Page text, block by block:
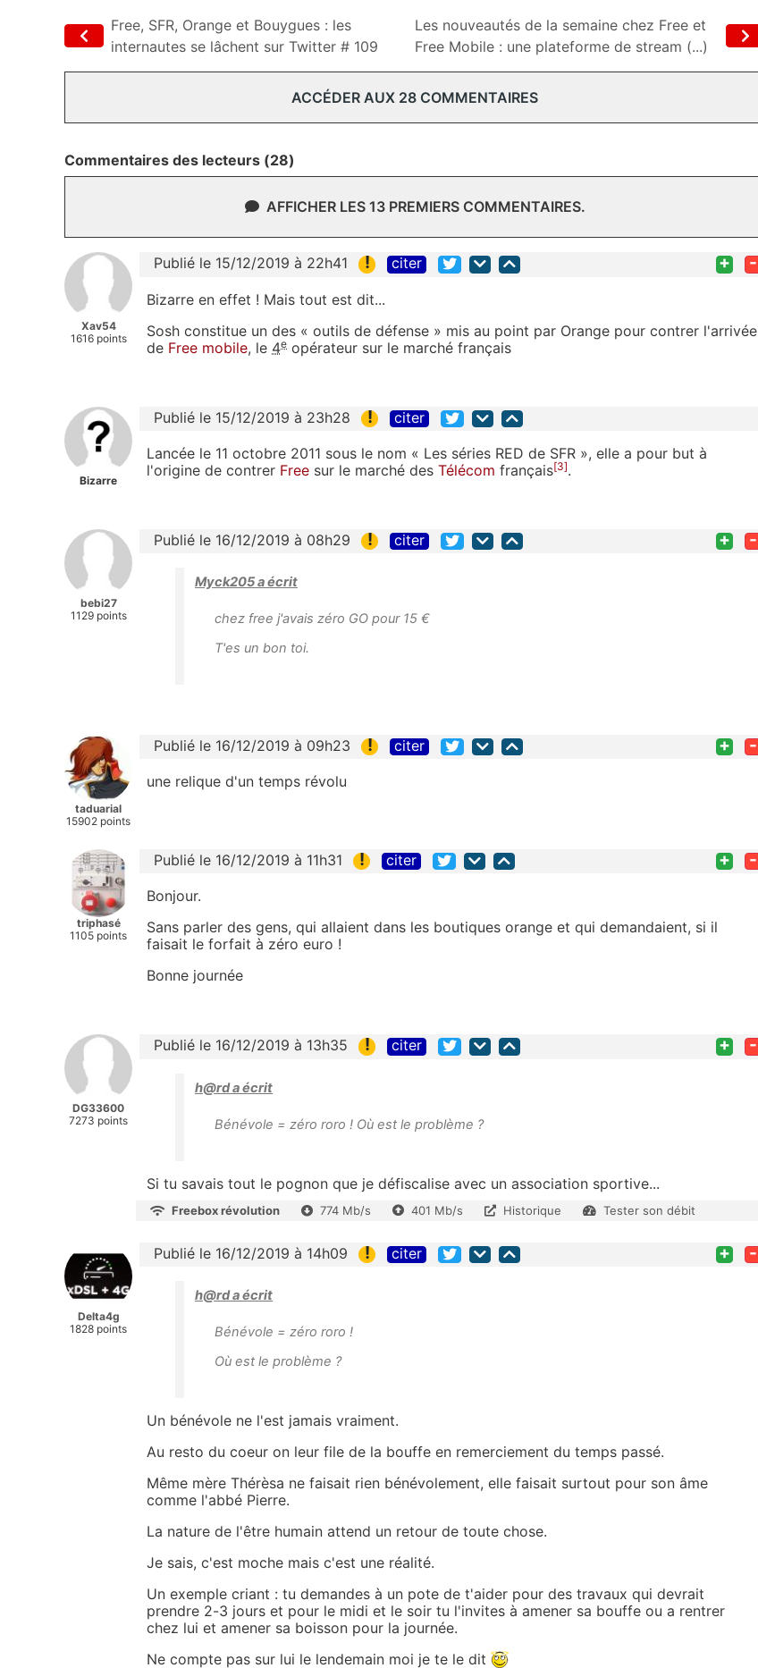
Free, SFR, Orange et Bouygues : les
internautes se lâchent sur Twitter # 109
Les nouveautés de la semaine chez Free et
Free Mobile : une plateforme de stream (...)
ACCÉDER AUX 28 COMMENTAIRES
Commentaires des lecteurs (28)
AFFICHER LES 13 PREMIERS COMMENTAIRES.
Xav54
1616 points
Publié le 15/12/2019 à 22h41 ! citer + -
Bizarre en effet ! Mais tout est dit...
Sosh constitue un des « outils de défense » mis au point par Orange pour contrer l'arrivée
de Free mobile, le 4e opérateur sur le marché français
Bizarre
Publié le 15/12/2019 à 23h28 ! citer
Lancée le 11 octobre 2011 sous le nom « Les séries RED de SFR », elle a pour but à
l'origine de contrer Free sur le marché des Télécom français[3].
bebi27
1129 points
Publié le 16/12/2019 à 08h29 ! citer + -
Myck205 a écrit
chez free j'avais zéro GO pour 15 €
T'es un bon toi.
taduarial
15902 points
Publié le 16/12/2019 à 09h23 ! citer + -
une relique d'un temps révolu
triphasé
1105 points
Publié le 16/12/2019 à 11h31 ! citer + -
Bonjour.
Sans parler des gens, qui allaient dans les boutiques orange et qui demandaient, si il
faisait le forfait à zéro euro !
Bonne journée
DG33600
7273 points
Publié le 16/12/2019 à 13h35 ! citer + -
h@rd a écrit
Bénévole = zéro roro ! Où est le problème ?
Si tu savais tout le pognon que je défiscalise avec un association sportive...
Freebox révolution 774 Mb/s 401 Mb/s Historique Tester son débit
Delta4g
1828 points
Publié le 16/12/2019 à 14h09 ! citer + -
h@rd a écrit
Bénévole = zéro roro !
Où est le problème ?
Un bénévole ne l'est jamais vraiment.
Au resto du coeur on leur file de la bouffe en remerciement du temps passé.
Même mère Thérèsa ne faisait rien bénévolement, elle faisait surtout pour son âme
comme l'abbé Pierre.
La nature de l'être humain attend un retour de toute chose.
Je sais, c'est moche mais c'est une réalité.
Un exemple criant : tu demandes à un pote de t'aider pour des travaux qui devrait
prendre 2-3 jours et pour le midi et le soir tu l'invites à amener sa bouffe ou a rentrer
chez lui et amener sa boisson pour la journée.
Ne compte pas sur lui le lendemain moi je te le dit